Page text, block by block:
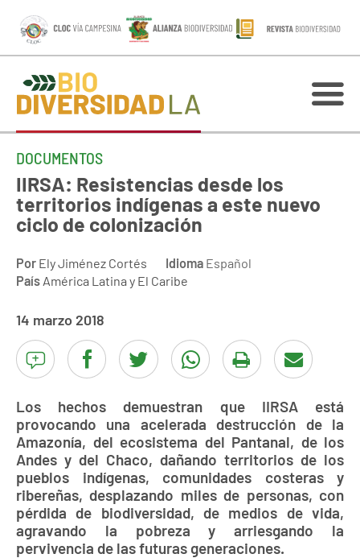
DOCUMENTOS
IIRSA: Resistencias desde los
territorios indígenas a este nuevo
ciclo de colonización
Por Ely Jiménez Cortés Idioma Español
País América Latina y El Caribe
14 marzo 2018
Los hechos demuestran que IIRSA está
provocando una acelerada destrucción de la
Amazonía, del ecosistema del Pantanal, de los
Andes y del Chaco, dañando territorios de los
pueblos indígenas, comunidades costeras y
ribereñas, desplazando miles de personas, con
pérdida de biodiversidad, de medios de vida,
agravando la pobreza y arriesgando la
pervivencia de las futuras generaciones.